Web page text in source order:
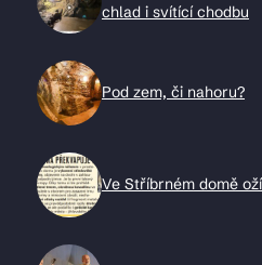
chlad i svítící chodbu
Pod zem, či nahoru?
Ve Stříbrném domě